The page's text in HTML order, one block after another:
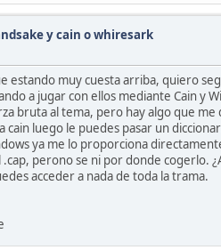
y cain o whiresark
estando muy cuesta arriba, quiero
a jugar con ellos mediante Cain
bruta al tema, pero hay algo que
luego le puedes pasar un
ya me lo proporciona
perono se ni por donde cogerlo.
acceder a nada de toda la trama.